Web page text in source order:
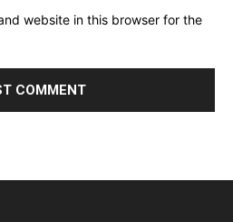
website in this browser for the